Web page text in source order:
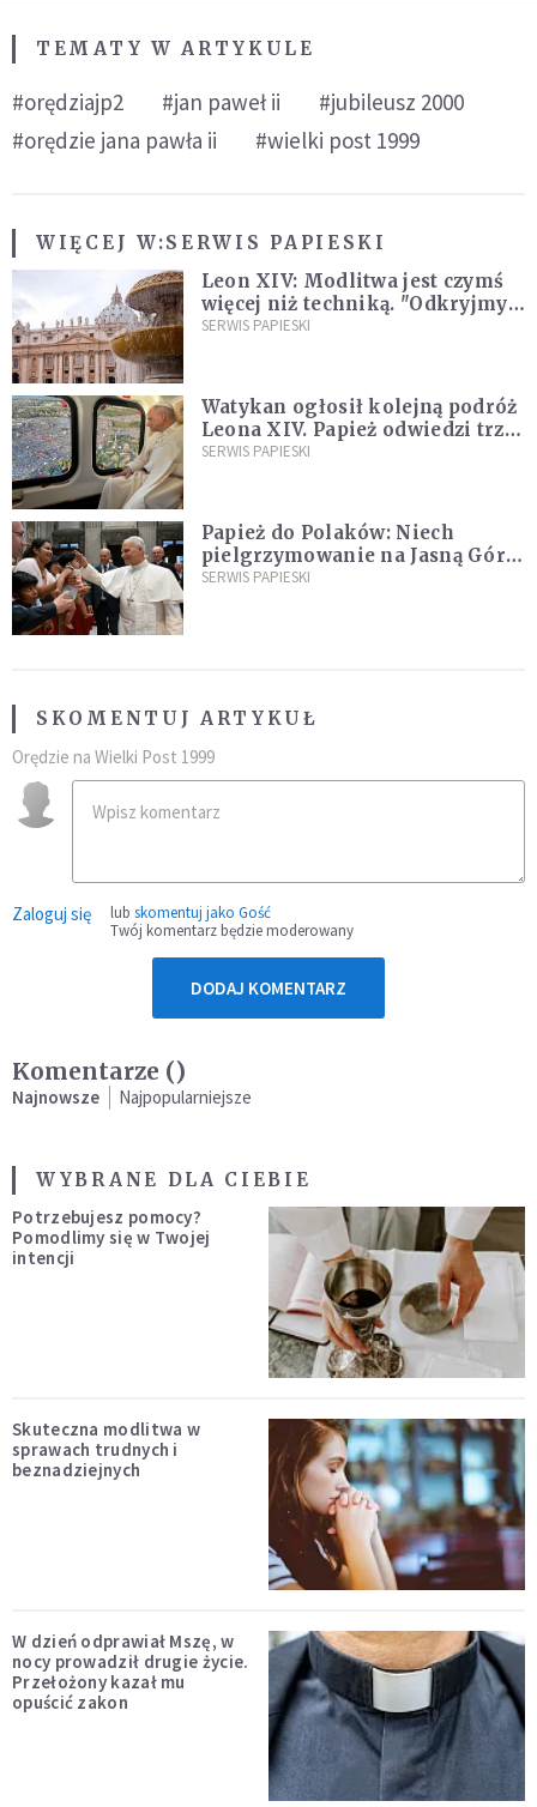
TEMATY W ARTYKULE
#orędziajp2 #jan paweł ii
#jubileusz 2000
#orędzie jana pawła ii
#wielki post 1999
WIĘCEJ W:SERWIS PAPIESKI
Leon XIV: Modlitwa jest czymś
więcej niż techniką. "Odkryjmy
ją na nowo"
SERWIS PAPIESKI
Watykan ogłosił kolejną podróż
Leona XIV. Papież odwiedzi trzy
kraje Ameryki Południowej
SERWIS PAPIESKI
Papież do Polaków: Niech
pielgrzymowanie na Jasną Górę
umocni wiarę i nadzieję
SERWIS PAPIESKI
SKOMENTUJ ARTYKUŁ
Orędzie na Wielki Post 1999
Zaloguj się lub skomentuj jako Gość
Twój komentarz będzie moderowany
DODAJ KOMENTARZ
Komentarze ()
Najnowsze Najpopularniejsze
WYBRANE DLA CIEBIE
Potrzebujesz pomocy?
Pomodlimy się w Twojej
intencji
Skuteczna modlitwa w
sprawach trudnych i
beznadziejnych
W dzień odprawiał Mszę, w
nocy prowadził drugie życie.
Przełożony kazał mu
opuścić zakon